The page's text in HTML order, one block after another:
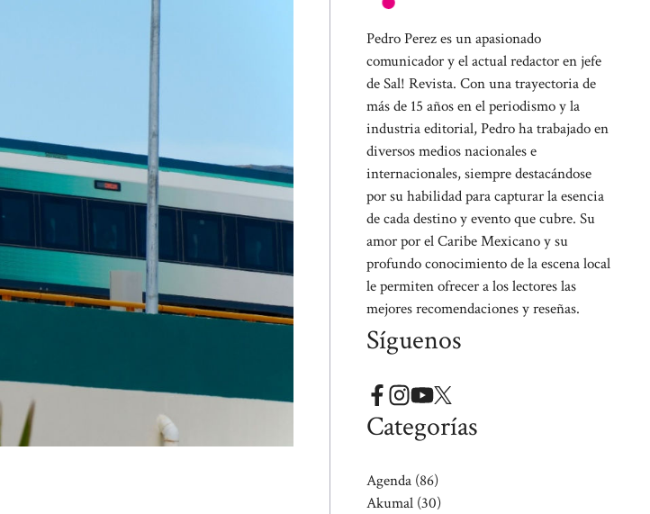
Pedro Perez es un apasionado
comunicador y el actual redactor en jefe
de Sal! Revista. Con una trayectoria de
más de 15 años en el periodismo y la
industria editorial, Pedro ha trabajado en
diversos medios nacionales e
internacionales, siempre destacándose
por su habilidad para capturar la esencia
de cada destino y evento que cubre. Su
amor por el Caribe Mexicano y su
profundo conocimiento de la escena local
le permiten ofrecer a los lectores las
mejores recomendaciones y reseñas.
Síguenos
Categorías
Agenda (86)
Akumal (30)